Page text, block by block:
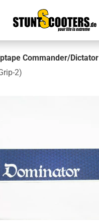
Commander/Dictator
2)